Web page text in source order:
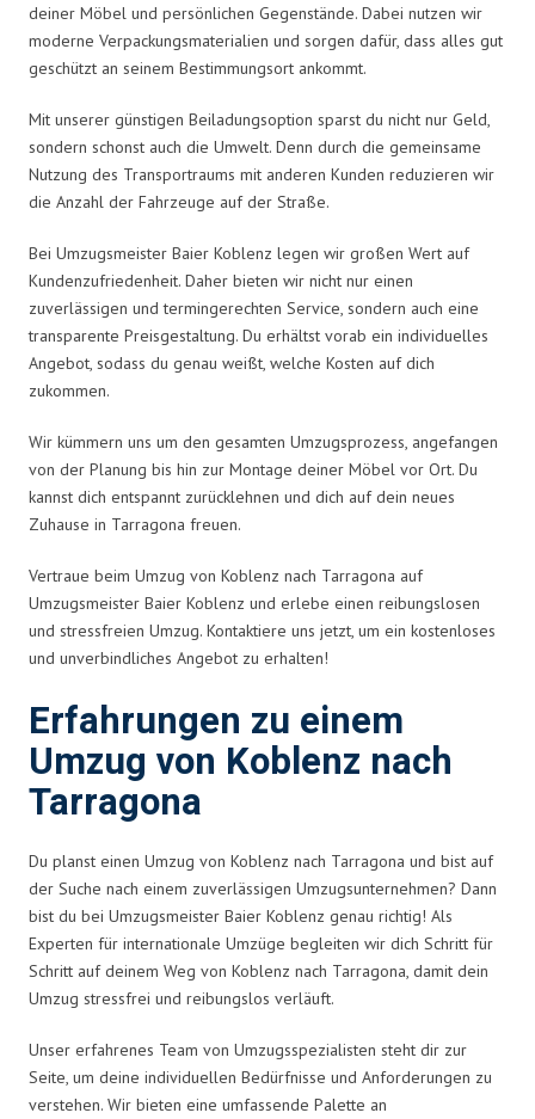
deiner Möbel und persönlichen Gegenstände. Dabei nutzen wir
moderne Verpackungsmaterialien und sorgen dafür, dass alles gut
geschützt an seinem Bestimmungsort ankommt.
Mit unserer günstigen Beiladungsoption sparst du nicht nur Geld,
sondern schonst auch die Umwelt. Denn durch die gemeinsame
Nutzung des Transportraums mit anderen Kunden reduzieren wir
die Anzahl der Fahrzeuge auf der Straße.
Bei Umzugsmeister Baier Koblenz legen wir großen Wert auf
Kundenzufriedenheit. Daher bieten wir nicht nur einen
zuverlässigen und termingerechten Service, sondern auch eine
transparente Preisgestaltung. Du erhältst vorab ein individuelles
Angebot, sodass du genau weißt, welche Kosten auf dich
zukommen.
Wir kümmern uns um den gesamten Umzugsprozess, angefangen
von der Planung bis hin zur Montage deiner Möbel vor Ort. Du
kannst dich entspannt zurücklehnen und dich auf dein neues
Zuhause in Tarragona freuen.
Vertraue beim Umzug von Koblenz nach Tarragona auf
Umzugsmeister Baier Koblenz und erlebe einen reibungslosen
und stressfreien Umzug. Kontaktiere uns jetzt, um ein kostenloses
und unverbindliches Angebot zu erhalten!
Erfahrungen zu einem
Umzug von Koblenz nach
Tarragona
Du planst einen Umzug von Koblenz nach Tarragona und bist auf
der Suche nach einem zuverlässigen Umzugsunternehmen? Dann
bist du bei Umzugsmeister Baier Koblenz genau richtig! Als
Experten für internationale Umzüge begleiten wir dich Schritt für
Schritt auf deinem Weg von Koblenz nach Tarragona, damit dein
Umzug stressfrei und reibungslos verläuft.
Unser erfahrenes Team von Umzugsspezialisten steht dir zur
Seite, um deine individuellen Bedürfnisse und Anforderungen zu
verstehen. Wir bieten eine umfassende Palette an